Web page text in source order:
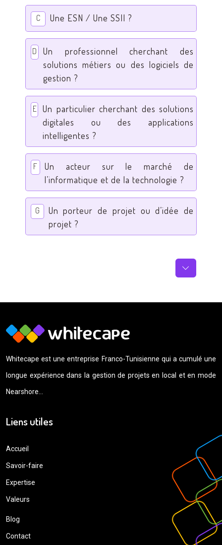
C Une ESN / Une SSII ?
D
Un professionnel cherchant des
solutions métiers ou des logiciels de
gestion ?
E
Un particulier cherchant des solutions
digitales ou des applications
intelligentes ?
F
Un acteur sur le marché de
l’informatique et de la technologie ?
G
Un porteur de projet ou d’idée de
projet ?
Whitecape est une entreprise Franco-Tunisienne qui a cumulé une
longue expérience dans la gestion de projets en local et en mode
Nearshore…
Liens utiles
Accueil
Savoir-faire
Expertise
Valeurs
Blog
Contact